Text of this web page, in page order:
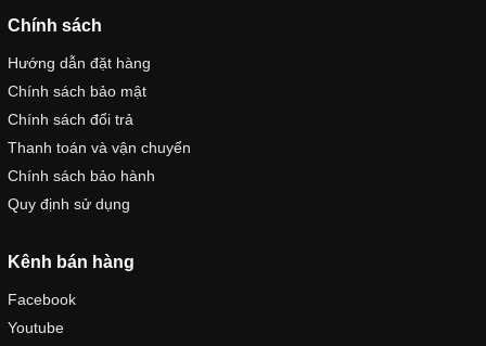
Chính sách
Hướng dẫn đặt hàng
Chính sách bảo mật
Chính sách đổi trả
Thanh toán và vận chuyển
Chính sách bảo hành
Quy định sử dụng
Kênh bán hàng
Facebook
Youtube